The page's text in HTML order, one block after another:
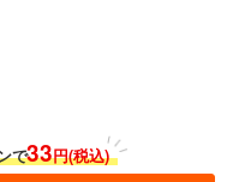
で33円(税込)